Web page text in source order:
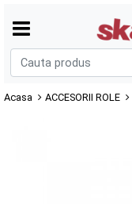
Acasa ACCESORII ROLE